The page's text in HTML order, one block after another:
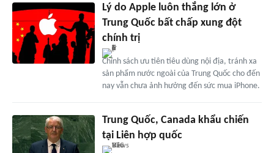
Lý do Apple luôn thắng lớn ở
Trung Quốc bất chấp xung đột
chính trị
Chính sách ưu tiên tiêu dùng nội địa, tránh xa
sản phẩm nước ngoài của Trung Quốc cho đến
nay vẫn chưa ảnh hưởng đến sức mua iPhone.
Trung Quốc, Canada khẩu chiến
tại Liên hợp quốc